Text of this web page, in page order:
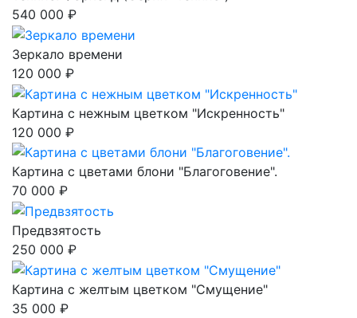
540 000 ₽
Зеркало времени
120 000 ₽
Картина с нежным цветком "Искренность"
120 000 ₽
Картина с цветами блони "Благоговение".
70 000 ₽
Предвзятость
250 000 ₽
Картина с желтым цветком "Смущение"
35 000 ₽